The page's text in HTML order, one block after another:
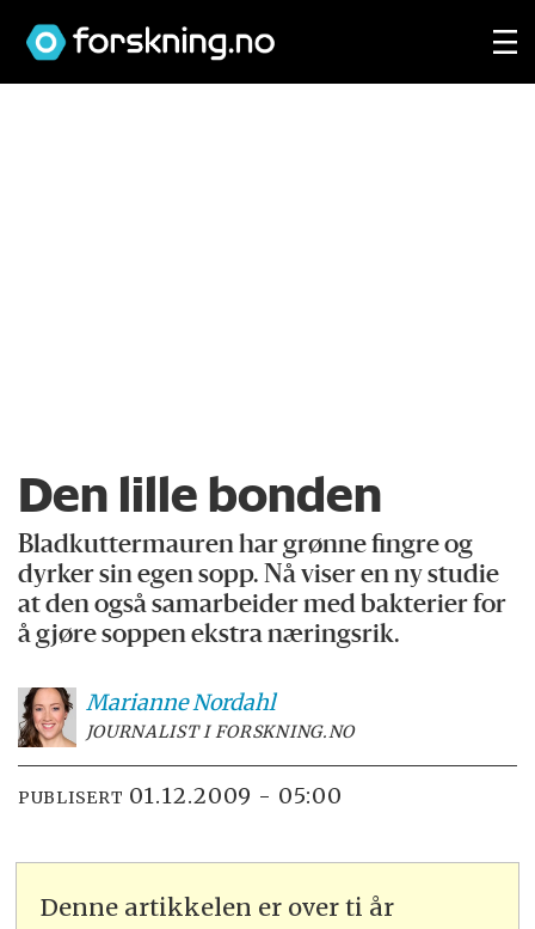
Den lille bonden
Bladkuttermauren har grønne fingre og
dyrker sin egen sopp. Nå viser en ny studie
at den også samarbeider med bakterier for
å gjøre soppen ekstra næringsrik.
MarianneNordahl
JOURNALIST I FORSKNING.NO
PUBLISERT 01.12.2009 - 05:00
Denne artikkelen er over ti år